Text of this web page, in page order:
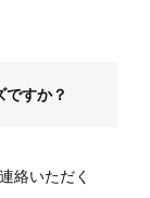
ですか？
絡いただく